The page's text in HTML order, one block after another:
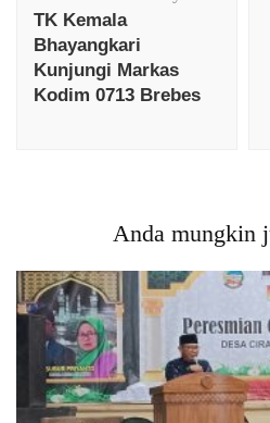
TK Kemala
Bhayangkari
Kunjungi Markas
Kodim 0713 Brebes
Anda mungkin